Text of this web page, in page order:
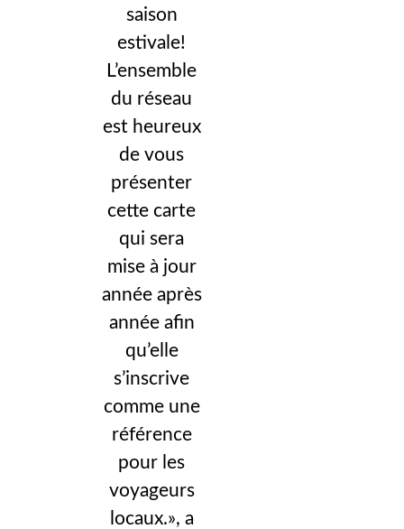
saison
estivale!
L’ensemble
du réseau
est heureux
de vous
présenter
cette carte
qui sera
mise à jour
année après
année afin
qu’elle
s’inscrive
comme une
référence
pour les
voyageurs
locaux.», a